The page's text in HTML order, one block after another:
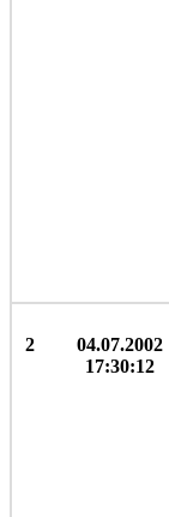
2
04.07.2002
17:30:12